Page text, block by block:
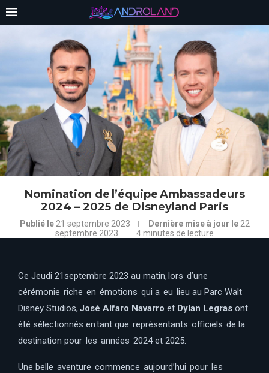
Nomination de l’équipe Ambassadeurs
2024 – 2025 de Disneyland Paris
Publié le 21 septembre 2023 Dernière mise à jour le 22
septembre 2023
4 minutes de lecture
Ce Jeudi 21septembre 2023 au matin, lors d’une
cérémonie riche en émotions qui a eu lieu au Parc Walt
Disney Studios, José Alfaro Navarro et Dylan Legras ont
été sélectionnés en tant que représentants officiels de la
destination pour les années 2024 et 2025.
Une belle aventure commence aujourd’hui pour les